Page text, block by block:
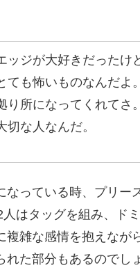
ッジが大好きだったけ
ても怖いものなんだよ
り所になってくれてさ
切な人なんだ。
なっている時、プリ
はタッグを組み、ド
複雑な感情を抱えな
れた部分もあるのでし